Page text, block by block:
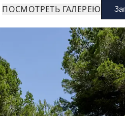
ПОСМОТРЕТЬ ГАЛЕРЕЮ